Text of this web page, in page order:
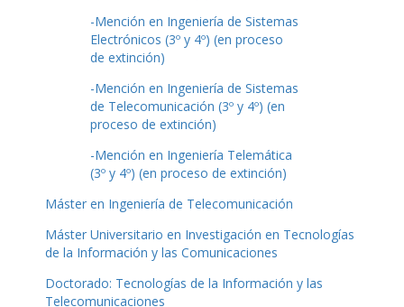
-Mención en Ingeniería de Sistemas
Electrónicos (3º y 4º) (en proceso
de extinción)
-Mención en Ingeniería de Sistemas
de Telecomunicación (3º y 4º) (en
proceso de extinción)
-Mención en Ingeniería Telemática
(3º y 4º) (en proceso de extinción)
Máster en Ingeniería de Telecomunicación
Máster Universitario en Investigación en Tecnologías
de la Información y las Comunicaciones
Doctorado: Tecnologías de la Información y las
Telecomunicaciones